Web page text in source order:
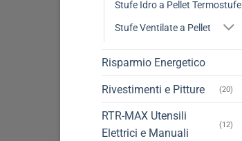
Stufe Idro a Pellet Termostufe
Stufe Ventilate a Pellet
Risparmio Energetico
Rivestimenti e Pitture (20)
RTR-MAX Utensili
Elettrici e Manuali
(12)